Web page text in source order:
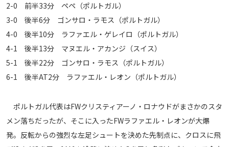
Share
© AbemaTV. Inc. All Rights Reserved.
2-0 前半33分 ペペ（ポルトガル）
3-0 後半6分 ゴンサロ・ラモス（ポルトガル）
4-0 後半10分 ラファエル・ゲレイロ（ポルトガル）
4-1 後半13分 マヌエル・アカンジ（スイス）
5-1 後半22分 ゴンサロ・ラモス（ポルトガル）
6-1 後半AT2分 ラファエル・レオン（ポルトガル）
ポルトガル代表はFWクリスティアーノ・ロナウドがまさかのスタ
メン落ちだったが、そこに入ったFWラファエル・レオンが大爆
発。反転からの強烈な左足シュートを決めた先制点に、クロスに飛